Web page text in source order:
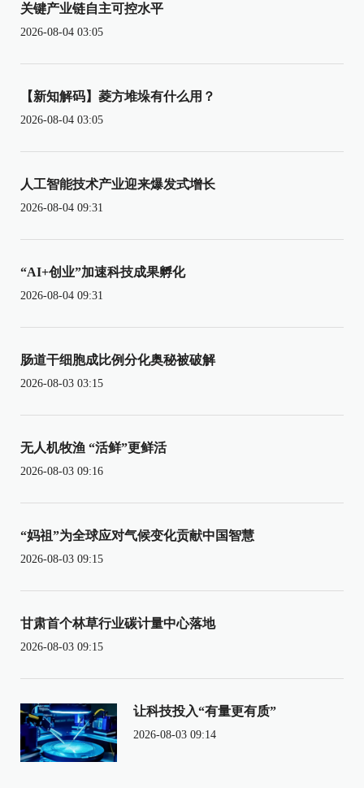
关键产业链自主可控水平
2026-08-04 03:05
【新知解码】菱方堆垛有什么用？
2026-08-04 03:05
人工智能技术产业迎来爆发式增长
2026-08-04 09:31
“AI+创业”加速科技成果孵化
2026-08-04 09:31
肠道干细胞成比例分化奥秘被破解
2026-08-03 03:15
无人机牧渔 “活鲜”更鲜活
2026-08-03 09:16
“妈祖”为全球应对气候变化贡献中国智慧
2026-08-03 09:15
甘肃首个林草行业碳计量中心落地
2026-08-03 09:15
让科技投入“有量更有质”
2026-08-03 09:14